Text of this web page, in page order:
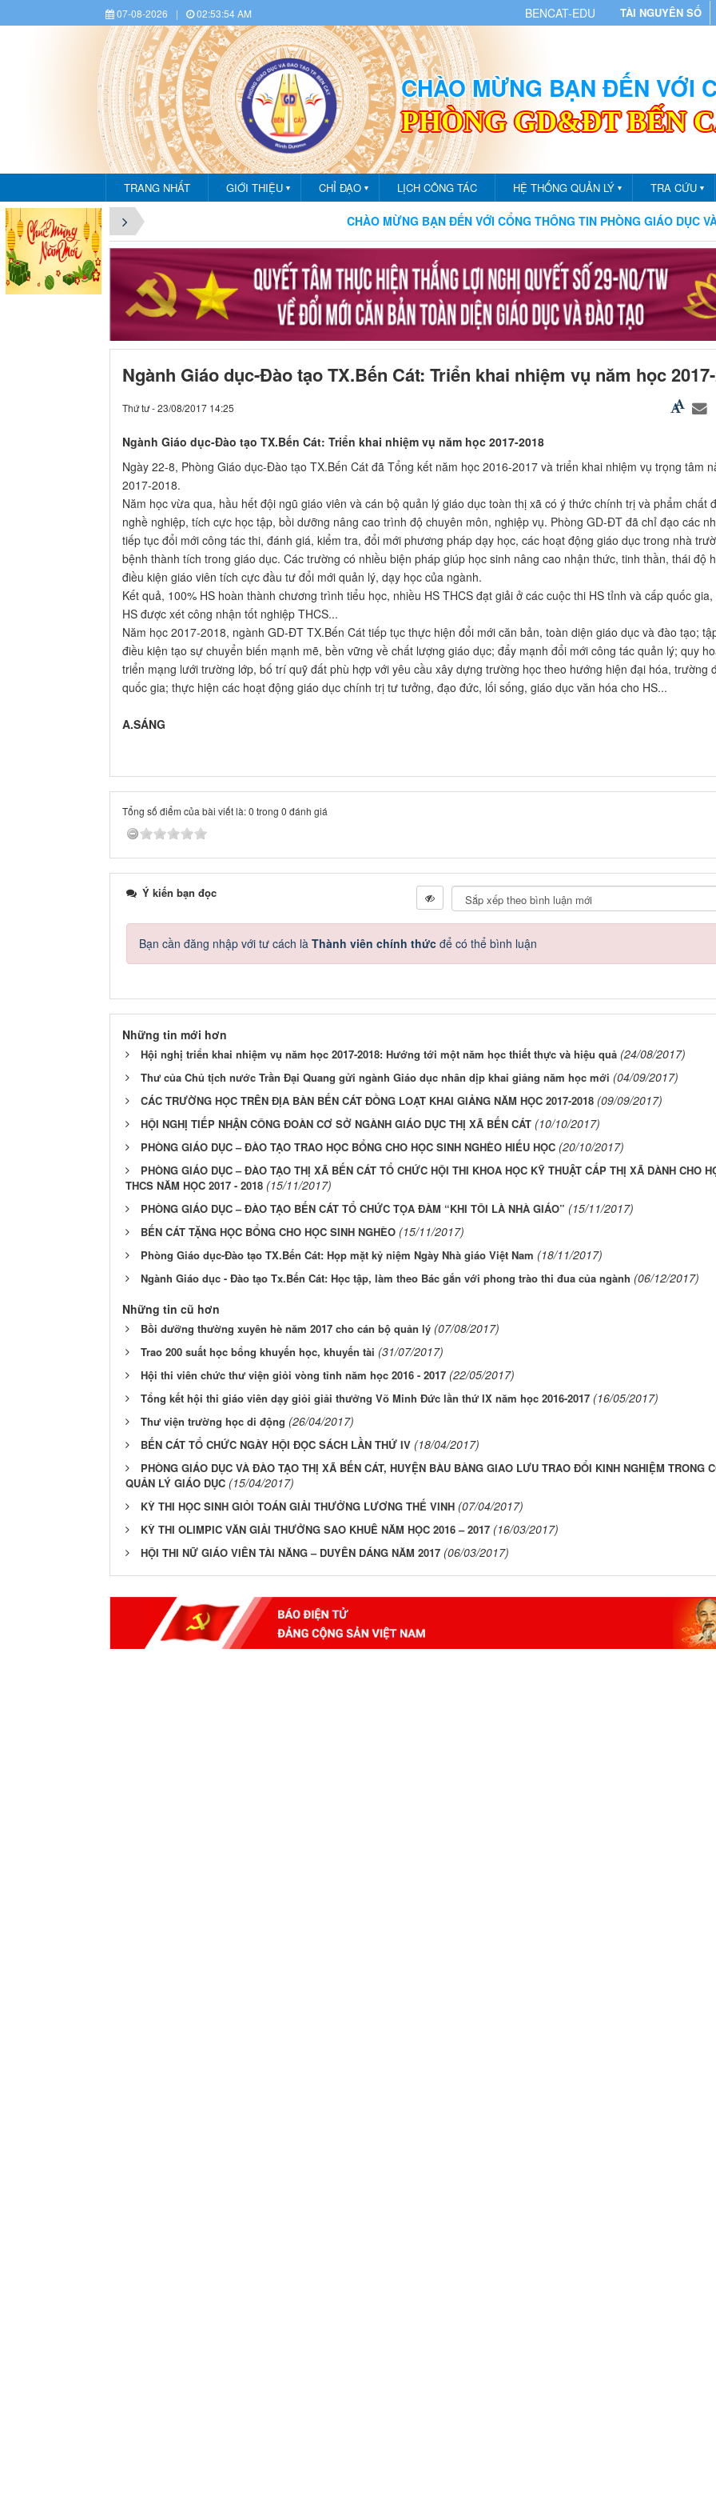
07-08-2026 | 02:53:55 AM BENCAT-EDU TÀI NGUYÊN SỐ
CHÀO MỪNG BẠN ĐẾN VỚI
PHÒNG GD&ĐT BẾN
TRANG NHẤT GIỚI THIỆU ▼ CHỈ ĐẠO ▼ LỊCH CÔNG TÁC HỆ THỐNG QUẢN LÝ ▼ TRA CỨU ▼
CHÀO MỪNG BẠN ĐẾN VỚI CỔNG THÔNG TIN PHÒNG GIÁO DỤC VÀ ĐÀO
Ngành Giáo dục-Đào tạo TX.Bến Cát: Triển khai nhiệm vụ năm học
Thứ tư - 23/08/2017 14:25
Ngành Giáo dục-Đào tạo TX.Bến Cát: Triển khai nhiệm vụ năm học 2017-2018
Ngày 22-8, Phòng Giáo dục-Đào tạo TX.Bến Cát đã Tổng kết năm học 2016-2017 và triển khai nhiệm vụ trọng tâm
2017-2018.
Năm học vừa qua, hầu hết đội ngũ giáo viên và cán bộ quản lý giáo dục toàn thị xã có ý thức chính trị và phẩm chất
nghề nghiệp, tích cực học tập, bồi dưỡng nâng cao trình độ chuyên môn, nghiệp vụ. Phòng GD-ĐT đã chỉ đạo các
tiếp tục đổi mới công tác thi, đánh giá, kiểm tra, đổi mới phương pháp dạy học, các hoạt động giáo dục trong nhà
bệnh thành tích trong giáo dục. Các trường có nhiều biện pháp giúp học sinh nâng cao nhận thức, tinh thần, thái độ
điều kiện giáo viên tích cực đầu tư đổi mới quản lý, dạy học của ngành.
Kết quả, 100% HS hoàn thành chương trình tiểu học, nhiều HS THCS đạt giải ở các cuộc thi HS tỉnh và cấp quốc
HS được xét công nhận tốt nghiệp THCS...
Năm học 2017-2018, ngành GD-ĐT TX.Bến Cát tiếp tục thực hiện đổi mới căn bản, toàn diện giáo dục và đào tạo;
điều kiện tạo sự chuyển biến mạnh mẽ, bền vững về chất lượng giáo dục; đẩy mạnh đổi mới công tác quản lý; quy
triển mạng lưới trường lớp, bố trí quỹ đất phù hợp với yêu cầu xây dựng trường học theo hướng hiện đại hóa, trường
quốc gia; thực hiện các hoạt động giáo dục chính trị tư tưởng, đạo đức, lối sống, giáo dục văn hóa cho HS...
A.SÁNG
Tổng số điểm của bài viết là: 0 trong 0 đánh giá
Ý kiến bạn đọc
Bạn cần đăng nhập với tư cách là Thành viên chính thức để có thể bình luận
Những tin mới hơn
Hội nghị triển khai nhiệm vụ năm học 2017-2018: Hướng tới một năm học thiết thực và hiệu quả (24/08/2017)
Thư của Chủ tịch nước Trần Đại Quang gửi ngành Giáo dục nhân dịp khai giảng năm học mới (04/09/2017)
CÁC TRƯỜNG HỌC TRÊN ĐỊA BÀN BẾN CÁT ĐỒNG LOẠT KHAI GIẢNG NĂM HỌC 2017-2018 (09/09/2017)
HỘI NGHỊ TIẾP NHẬN CÔNG ĐOÀN CƠ SỞ NGÀNH GIÁO DỤC THỊ XÃ BẾN CÁT (10/10/2017)
PHÒNG GIÁO DỤC – ĐÀO TẠO TRAO HỌC BỔNG CHO HỌC SINH NGHÈO HIẾU HỌC (20/10/2017)
PHÒNG GIÁO DỤC – ĐÀO TẠO THỊ XÃ BẾN CÁT TỔ CHỨC HỘI THI KHOA HỌC KỸ THUẬT CẤP THỊ XÃ DÀNH CHO
THCS NĂM HỌC 2017 - 2018 (15/11/2017)
PHÒNG GIÁO DỤC – ĐÀO TẠO BẾN CÁT TỔ CHỨC TỌA ĐÀM “KHI TÔI LÀ NHÀ GIÁO” (15/11/2017)
BẾN CÁT TẶNG HỌC BỔNG CHO HỌC SINH NGHÈO (15/11/2017)
Phòng Giáo dục-Đào tạo TX.Bến Cát: Họp mặt kỷ niệm Ngày Nhà giáo Việt Nam (18/11/2017)
Ngành Giáo dục - Đào tạo Tx.Bến Cát: Học tập, làm theo Bác gắn với phong trào thi đua của ngành (06/12/2017)
Những tin cũ hơn
Bồi dưỡng thường xuyên hè năm 2017 cho cán bộ quản lý (07/08/2017)
Trao 200 suất học bổng khuyến học, khuyến tài (31/07/2017)
Hội thi viên chức thư viện giỏi vòng tỉnh năm học 2016 - 2017 (22/05/2017)
Tổng kết hội thi giáo viên dạy giỏi giải thưởng Võ Minh Đức lần thứ IX năm học 2016-2017 (16/05/2017)
Thư viện trường học di động (26/04/2017)
BẾN CÁT TỔ CHỨC NGÀY HỘI ĐỌC SÁCH LẦN THỨ IV (18/04/2017)
PHÒNG GIÁO DỤC VÀ ĐÀO TẠO THỊ XÃ BẾN CÁT, HUYỆN BÀU BÀNG GIAO LƯU TRAO ĐỔI KINH NGHIỆM TRONG
QUẢN LÝ GIÁO DỤC (15/04/2017)
KỲ THI HỌC SINH GIỎI TOÁN GIẢI THƯỞNG LƯƠNG THẾ VINH (07/04/2017)
KỲ THI OLIMPIC VĂN GIẢI THƯỞNG SAO KHUÊ NĂM HỌC 2016 – 2017 (16/03/2017)
HỘI THI NỮ GIÁO VIÊN TÀI NĂNG – DUYÊN DÁNG NĂM 2017 (06/03/2017)